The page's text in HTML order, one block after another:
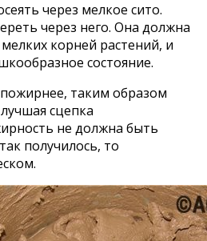
через мелкое сито.
через него. Она должна
корней растений, и
состояние.
таким образом
сцепка
не должна быть
получилось, то